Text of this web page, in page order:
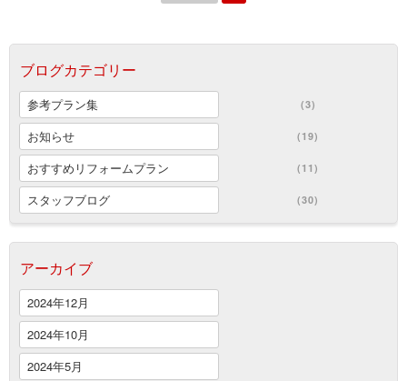
ブログカテゴリー
参考プラン集 (3)
お知らせ (19)
おすすめリフォームプラン (11)
スタッフブログ (30)
アーカイブ
2024年12月
2024年10月
2024年5月